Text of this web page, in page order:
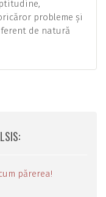
probleme și
de natură
părerea!